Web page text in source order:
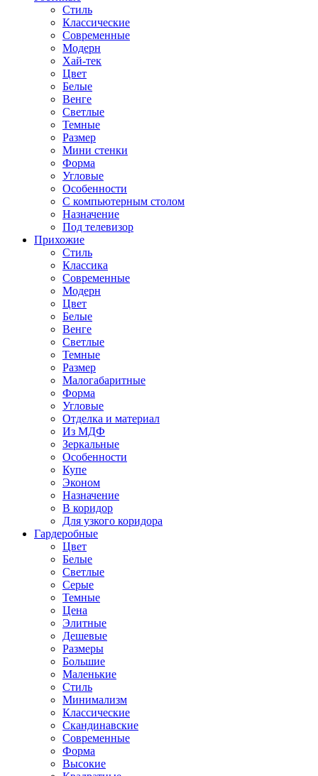
Стиль
Классические
Современные
Модерн
Хай-тек
Цвет
Белые
Венге
Светлые
Темные
Размер
Мини стенки
Форма
Угловые
Особенности
С компьютерным столом
Назначение
Под телевизор
Прихожие
Стиль
Классика
Современные
Модерн
Цвет
Белые
Венге
Светлые
Темные
Размер
Малогабаритные
Форма
Угловые
Отделка и материал
Из МДФ
Зеркальные
Особенности
Купе
Эконом
Назначение
В коридор
Для узкого коридора
Гардеробные
Цвет
Белые
Светлые
Серые
Темные
Цена
Элитные
Дешевые
Размеры
Большие
Маленькие
Стиль
Минимализм
Классические
Скандинавские
Современные
Форма
Высокие